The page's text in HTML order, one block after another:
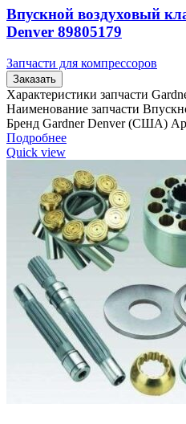
Впускной воздуховый
Denver 89805179
Запчасти для компрессоров
Заказать
Характеристики запчасти
Наименование запчасти
Бренд Gardner Denver (США)
Подробнее
Quick view